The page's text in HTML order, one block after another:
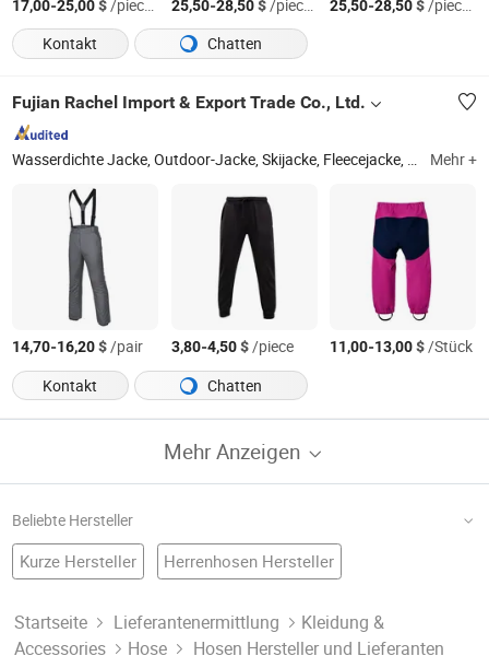
17,00-25,00$/pieces 25,50-28,50$/pieces 25,50-28,50$/pieces
Kontakt
Chatten
Fujian Rachel Import & Export Trade Co., Ltd.
Wasserdichte Jacke, Outdoor-Jacke, Skijacke, Fleecejacke, Daunenjacke, gepolsterte Jacke, Yogahose, Yogatop, T-Shirt, Kapuzenjacke, Sportbekleidung, Shirt Mehr +
14,70-16,20$/pair 3,80-4,50$/piece 11,00-13,00$/Stück
Kontakt
Chatten
Mehr Anzeigen
Beliebte Hersteller
Kurze Hersteller Herrenhosen Hersteller
Hosen Für Männer Fabrik Uniforme Fabrik
Hosenbekleidung Kleidung Hosen
Startseite Lieferantenermittlung
Kleidung &
Accessories
Hose Hosen Hersteller und Lieferanten